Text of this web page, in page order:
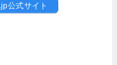
公式サイト